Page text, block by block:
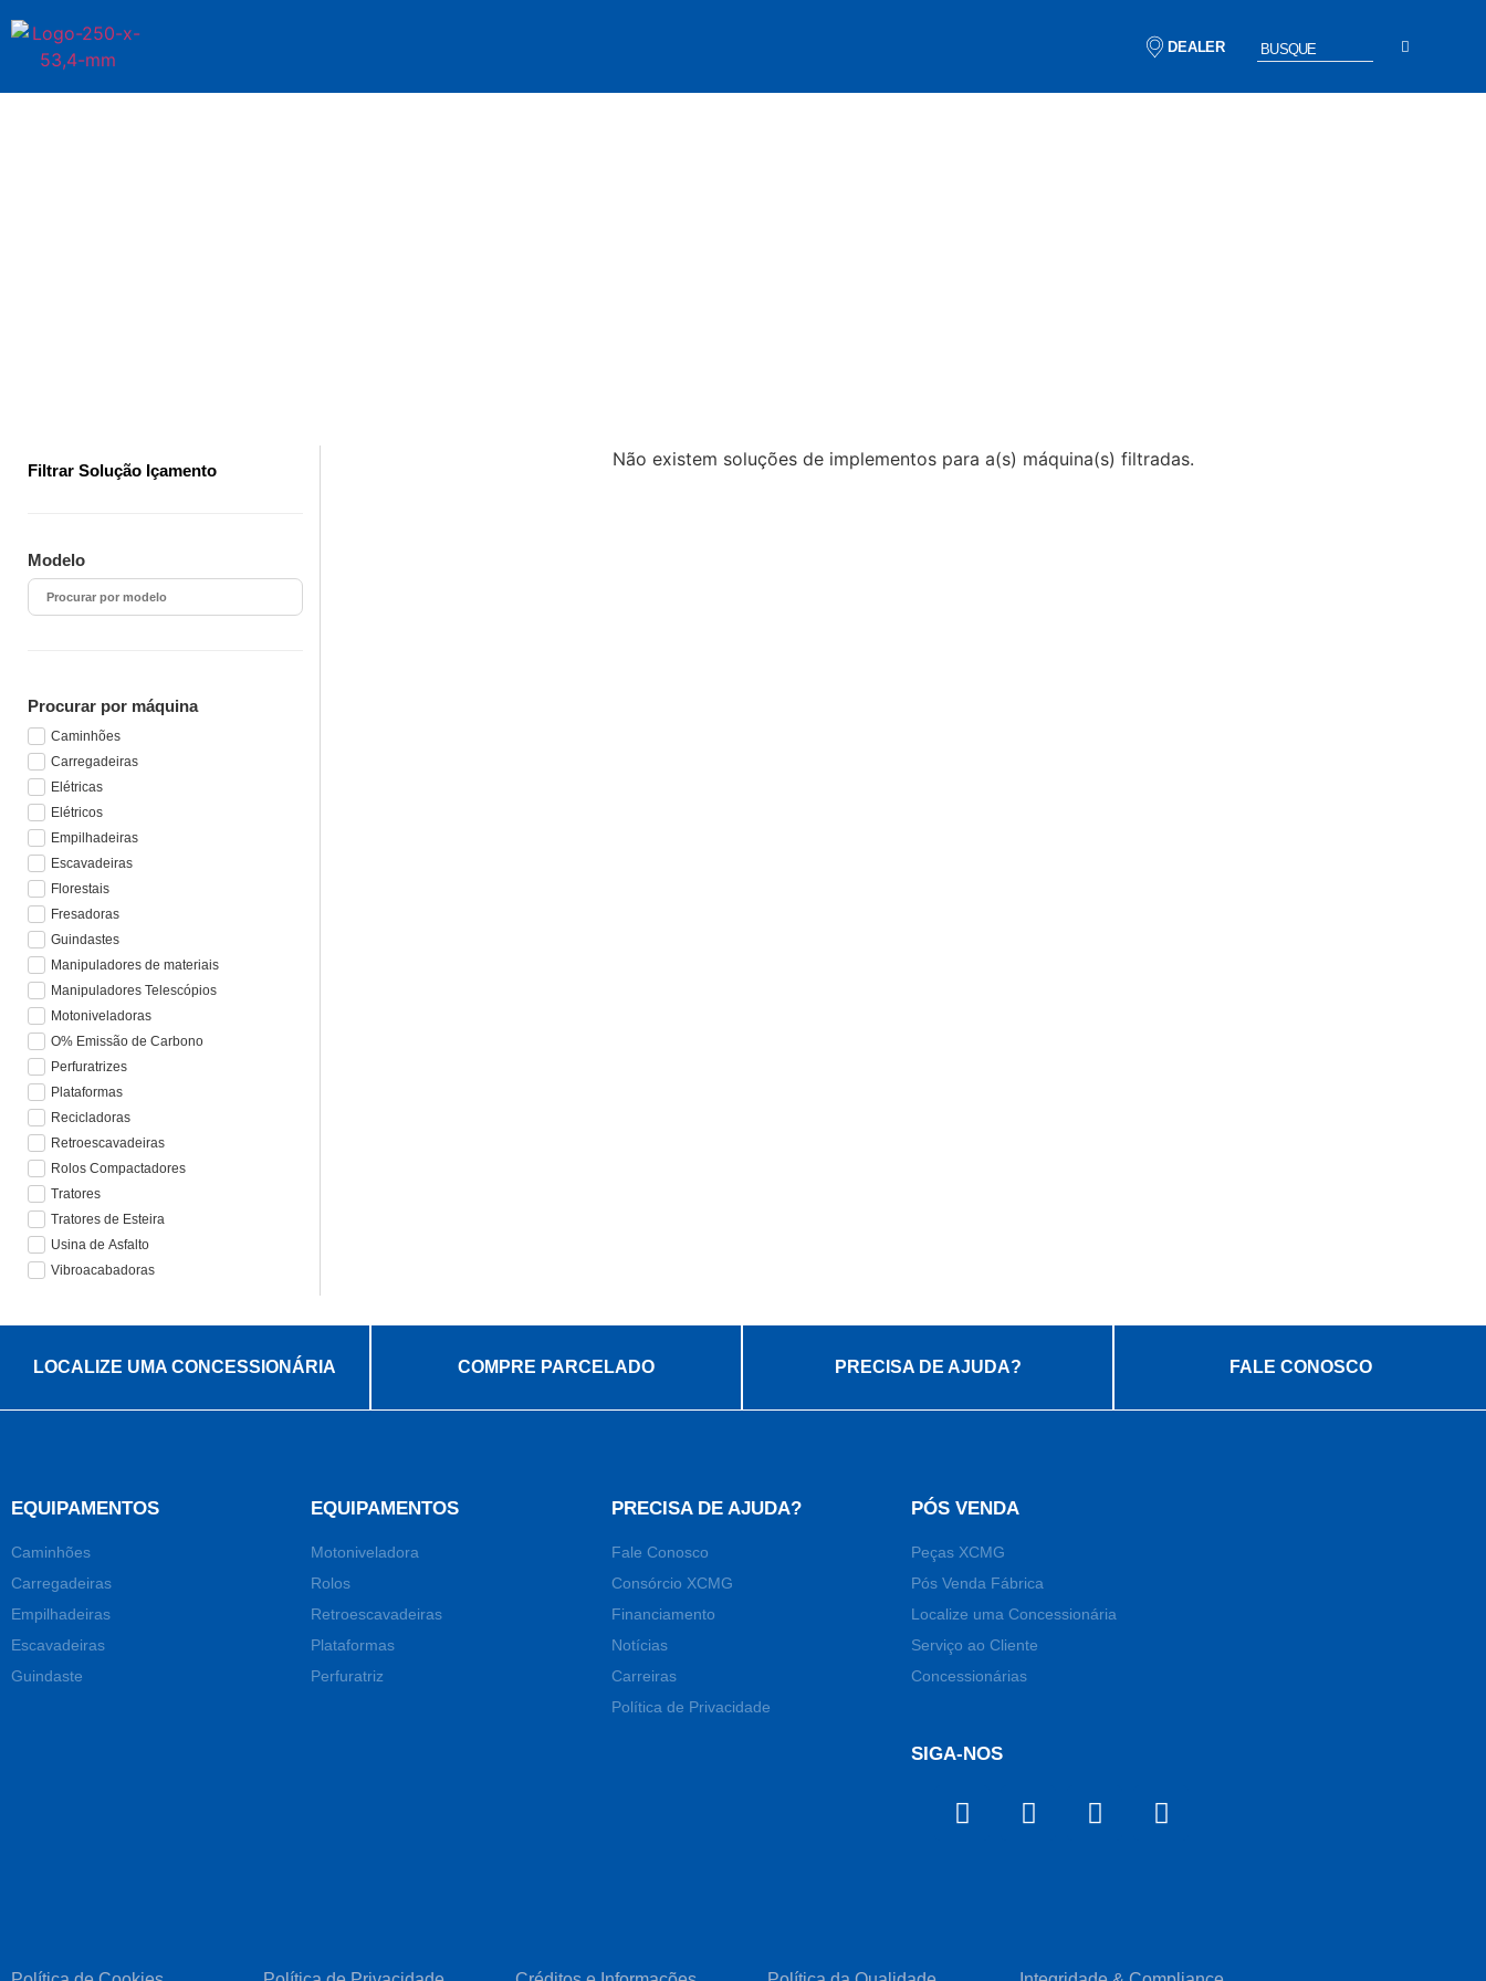
DEALER
Filtrar Solução Içamento
Modelo
Procurar por máquina
Caminhões
Carregadeiras
Elétricas
Elétricos
Empilhadeiras
Escavadeiras
Florestais
Fresadoras
Guindastes
Manipuladores de materiais
Manipuladores Telescópios
Motoniveladoras
O% Emissão de Carbono
Perfuratrizes
Plataformas
Recicladoras
Retroescavadeiras
Rolos Compactadores
Tratores
Tratores de Esteira
Usina de Asfalto
Vibroacabadoras
Não existem soluções de implementos para a(s) máquina(s) filtradas.
LOCALIZE UMA CONCESSIONÁRIA COMPRE PARCELADO PRECISA DE AJUDA? FALE CONOSCO
EQUIPAMENTOS
Caminhões
Carregadeiras
Empilhadeiras
Escavadeiras
Guindaste
EQUIPAMENTOS
Motoniveladora
Rolos
Retroescavadeiras
Plataformas
Perfuratriz
PRECISA DE AJUDA?
Fale Conosco
Consórcio XCMG
Financiamento
Notícias
Carreiras
Política de Privacidade
PÓS VENDA
Peças XCMG
Pós Venda Fábrica
Localize uma Concessionária
Serviço ao Cliente
Concessionárias
SIGA-NOS